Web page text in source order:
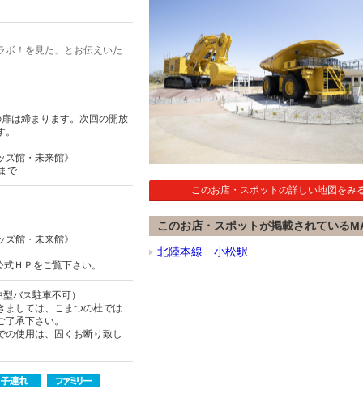
！を見た」とお伝えいた
は締まります。次回の開放
館・未来館》
で
館・未来館》
ＨＰをご覧下さい。
バス駐車不可）
しては、こまつの杜では
承下さい。
使用は、固くお断り致し
このお店・スポットの詳しい地図をみ
このお店・スポットが掲載されている
北陸本線 小松駅